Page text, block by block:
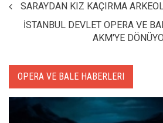
SARAYDAN KIZ KAÇIRMA
İSTANBUL DEVLET OPERA VE
AKM'YE
OPERA VE BALE HABERLERI